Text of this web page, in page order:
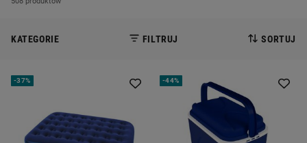
KATEGORIE FILTRUJ SORTUJ
-37% -44%